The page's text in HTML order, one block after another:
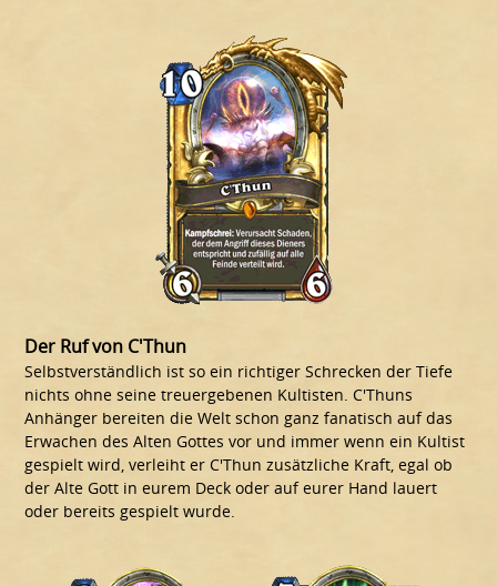
Der Ruf von C'Thun
Selbstverständlich ist so ein richtiger Schrecken der Tiefe
nichts ohne seine treuergebenen Kultisten. C'Thuns
Anhänger bereiten die Welt schon ganz fanatisch auf das
Erwachen des Alten Gottes vor und immer wenn ein Kultist
gespielt wird, verleiht er C'Thun zusätzliche Kraft, egal ob
der Alte Gott in eurem Deck oder auf eurer Hand lauert
oder bereits gespielt wurde.